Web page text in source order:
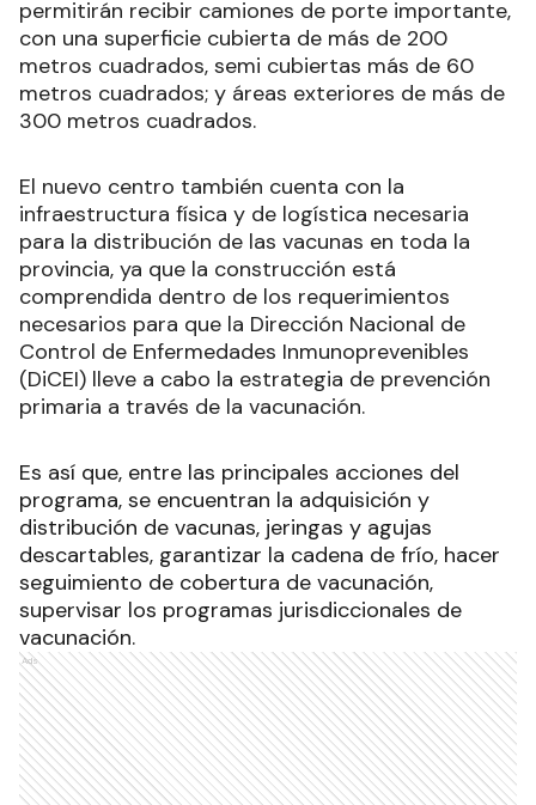
permitirán recibir camiones de porte importante,
con una superficie cubierta de más de 200
metros cuadrados, semi cubiertas más de 60
metros cuadrados; y áreas exteriores de más de
300 metros cuadrados.
El nuevo centro también cuenta con la
infraestructura física y de logística necesaria
para la distribución de las vacunas en toda la
provincia, ya que la construcción está
comprendida dentro de los requerimientos
necesarios para que la Dirección Nacional de
Control de Enfermedades Inmunoprevenibles
(DiCEI) lleve a cabo la estrategia de prevención
primaria a través de la vacunación.
Es así que, entre las principales acciones del
programa, se encuentran la adquisición y
distribución de vacunas, jeringas y agujas
descartables, garantizar la cadena de frío, hacer
seguimiento de cobertura de vacunación,
supervisar los programas jurisdiccionales de
vacunación.
Ads